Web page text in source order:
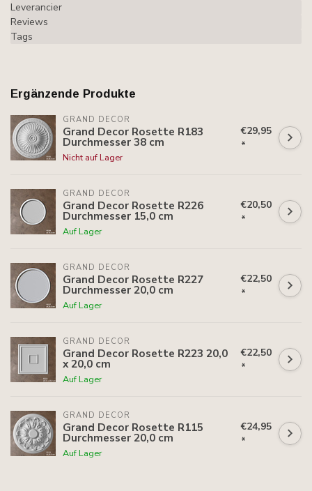
Leverancier
Reviews
Tags
Ergänzende Produkte
GRAND DECOR
Grand Decor Rosette R183
Durchmesser 38 cm
Nicht auf Lager
€29,95
*
GRAND DECOR
Grand Decor Rosette R226
Durchmesser 15,0 cm
Auf Lager
€20,50
*
GRAND DECOR
Grand Decor Rosette R227
Durchmesser 20,0 cm
Auf Lager
€22,50
*
GRAND DECOR
Grand Decor Rosette R223 20,0
x 20,0 cm
Auf Lager
€22,50
*
GRAND DECOR
Grand Decor Rosette R115
Durchmesser 20,0 cm
Auf Lager
€24,95
*